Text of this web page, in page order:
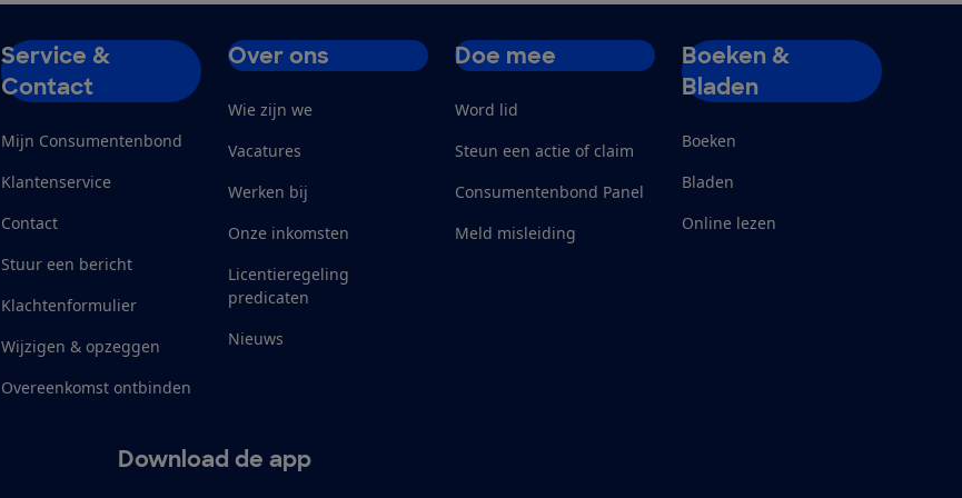
Service &
Contact
Mijn Consumentenbond
Klantenservice
Contact
Stuur een bericht
Klachtenformulier
Wijzigen & opzeggen
Overeenkomst ontbinden
Over ons
Wie zijn we
Vacatures
Werken bij
Onze inkomsten
Licentieregeling
predicaten
Nieuws
Doe mee
Word lid
Steun een actie of claim
Consumentenbond Panel
Meld misleiding
Boeken &
Bladen
Boeken
Bladen
Online lezen
Download de app